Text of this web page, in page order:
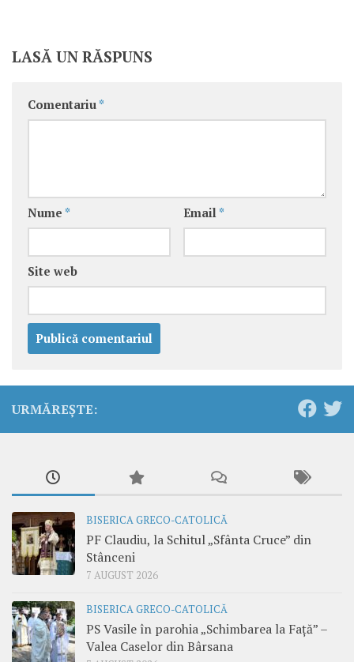
LASĂ UN RĂSPUNS
Comentariu *
Nume * Email *
Site web
URMĂREȘTE:
BISERICA GRECO-CATOLICĂ
PF Claudiu, la Schitul „Sfânta Cruce” din
Stânceni
7 AUGUST 2026
BISERICA GRECO-CATOLICĂ
PS Vasile în parohia „Schimbarea la Față” –
Valea Caselor din Bârsana